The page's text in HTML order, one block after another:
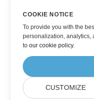
COOKIE NOTICE
To provide you with the
personalization, analytics,
toour cookie policy.
CUSTOMIZE